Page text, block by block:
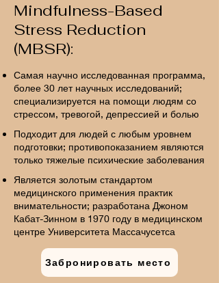
Mindfulness-Based
Stress Reduction
(MBSR):
Самая научно исследованная программа,
более 30 лет научных исследований;
специализируется на помощи людям со
стрессом, тревогой, депрессией и болью
​Подходит для людей с любым уровнем
подготовки; противопоказанием являются
только тяжелые психические заболевания
Является золотым стандартом
медицинского применения практик
внимательности; разработана Джоном
Кабат-Зинном в 1970 году в медицинском
центре Университета Массачусетса
Забронировать место